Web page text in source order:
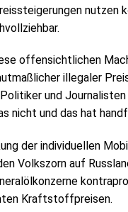
nutzen
offensichtlichen
illegaler
und
nicht und das hat
der individuellen
Volkszorn auf
Kraftstoffpreisen.